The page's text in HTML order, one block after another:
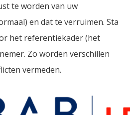
te worden van uw
en dat te verruimen. Sta
het referentiekader (het
Zo worden verschillen
vermeden.